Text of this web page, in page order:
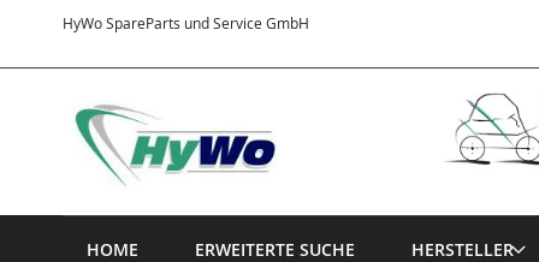
HyWo SpareParts und Service GmbH
Inhalt
HOME ERWEITERTE SUCHE HERSTELLER